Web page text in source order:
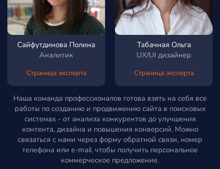
Сайфутдинова Полина
Аналитик
Страница эксперта
Табачная Ольга
UX/UI дизайнер
Страница эксперта
Наша команда профессионалов готова взять на себя все
работы по созданию и продвижению сайта в поисковых
системах - от анализа конкурентов до улучшения
контента, дизайна и повышения конверсий. Можно
связаться с нами через форму обратной связи, номер
телефона или e-mail, чтобы получить персональное
коммерческое предложение.